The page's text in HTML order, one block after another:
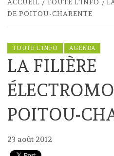
ACCUEIL TOUTE L'INFO
DE POITOU-CHARENTE
TOUTE L'INFO AGENDA
LA FILIÈRE
POITOU-
23 août 2012